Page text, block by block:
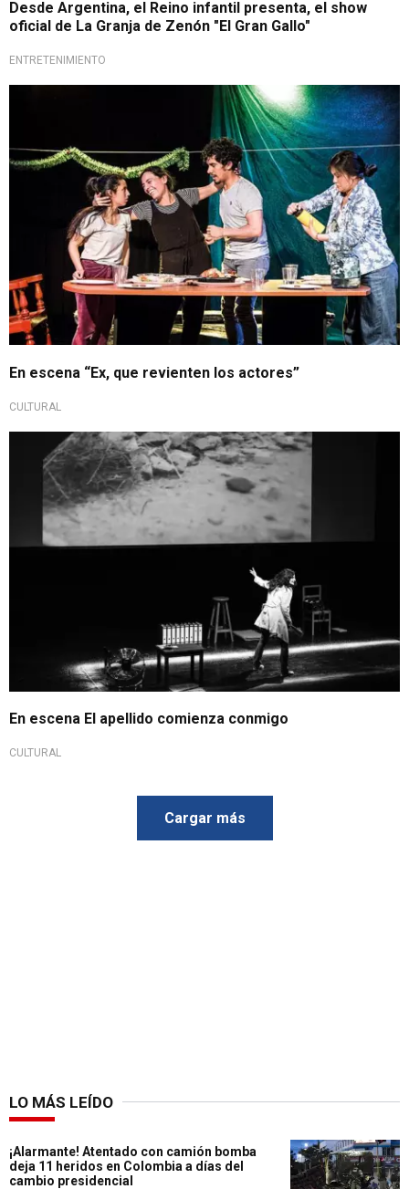
Desde Argentina, el Reino infantil presenta, el show
oficial de La Granja de Zenón "El Gran Gallo"
ENTRETENIMIENTO
En escena “Ex, que revienten los actores”
CULTURAL
En escena El apellido comienza conmigo
CULTURAL
Cargar más
LO MÁS LEÍDO
¡Alarmante! Atentado con camión bomba
deja 11 heridos en Colombia a días del
cambio presidencial